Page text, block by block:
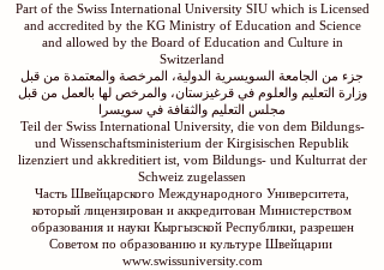
Part of the Swiss International University SIU which is Licensed
and accredited by the KG Ministry of Education and Science
and allowed by the Board of Education and Culture in
Switzerland
جزء من الجامعة السويسرية الدولية، المرخصة والمعتمدة من قبل
وزارة التعليم والعلوم في قرغيزستان، والمرخص لها بالعمل من قبل
مجلس التعليم والثقافة في سويسرا
Teil der Swiss International University, die von dem Bildungs-
und Wissenschaftsministerium der Kirgisischen Republik
lizenziert und akkreditiert ist, vom Bildungs- und Kulturrat der
Schweiz zugelassen
Часть Швейцарского Международного Университета,
который лицензирован и аккредитован Министерством
образования и науки Кыргызской Республики, разрешен
Советом по образованию и культуре Швейцарии
www.swissuniversity.com